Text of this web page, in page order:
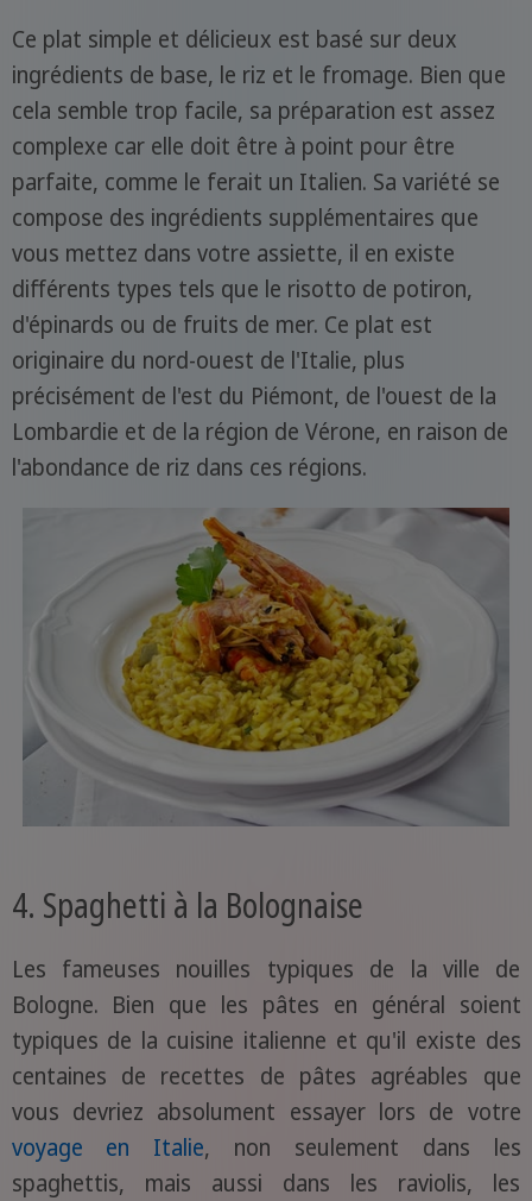
Ce plat simple et délicieux est basé sur deux
ingrédients de base, le riz et le fromage. Bien que
cela semble trop facile, sa préparation est assez
complexe car elle doit être à point pour être
parfaite, comme le ferait un Italien. Sa variété se
compose des ingrédients supplémentaires que
vous mettez dans votre assiette, il en existe
différents types tels que le risotto de potiron,
d'épinards ou de fruits de mer. Ce plat est
originaire du nord-ouest de l'Italie, plus
précisément de l'est du Piémont, de l'ouest de la
Lombardie et de la région de Vérone, en raison de
l'abondance de riz dans ces régions.
4. Spaghetti à la Bolognaise
Les fameuses nouilles typiques de la ville de
Bologne. Bien que les pâtes en général soient
typiques de la cuisine italienne et qu'il existe des
centaines de recettes de pâtes agréables que
vous devriez absolument essayer lors de votre
voyage en Italie, non seulement dans les
spaghettis, mais aussi dans les raviolis, les